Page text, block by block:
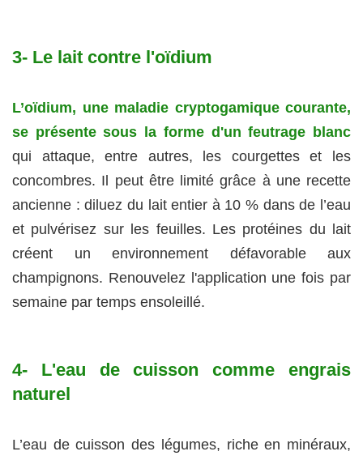
3- Le lait contre l'oïdium
L’oïdium, une maladie cryptogamique courante,
se présente sous la forme d'un feutrage blanc
qui attaque, entre autres, les courgettes et les
concombres. Il peut être limité grâce à une recette
ancienne : diluez du lait entier à 10 % dans de l’eau
et pulvérisez sur les feuilles. Les protéines du lait
créent un environnement défavorable aux
champignons. Renouvelez l'application une fois par
semaine par temps ensoleillé.
4- L'eau de cuisson comme engrais
naturel
L’eau de cuisson des légumes, riche en minéraux,